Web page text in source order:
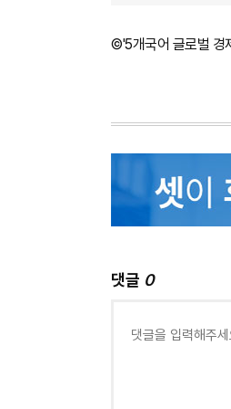
©'5개국어 글로벌 경
댓글 0